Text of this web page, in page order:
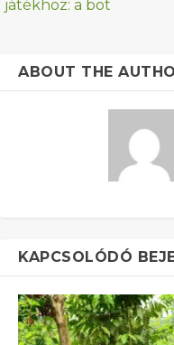
játékhoz: a bot
ABOUT THE
KAPCSOLÓDÓ